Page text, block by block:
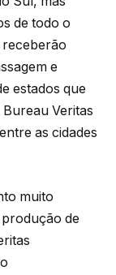
de todo o
receberão
e
estados que
Veritas
as cidades
muito
de